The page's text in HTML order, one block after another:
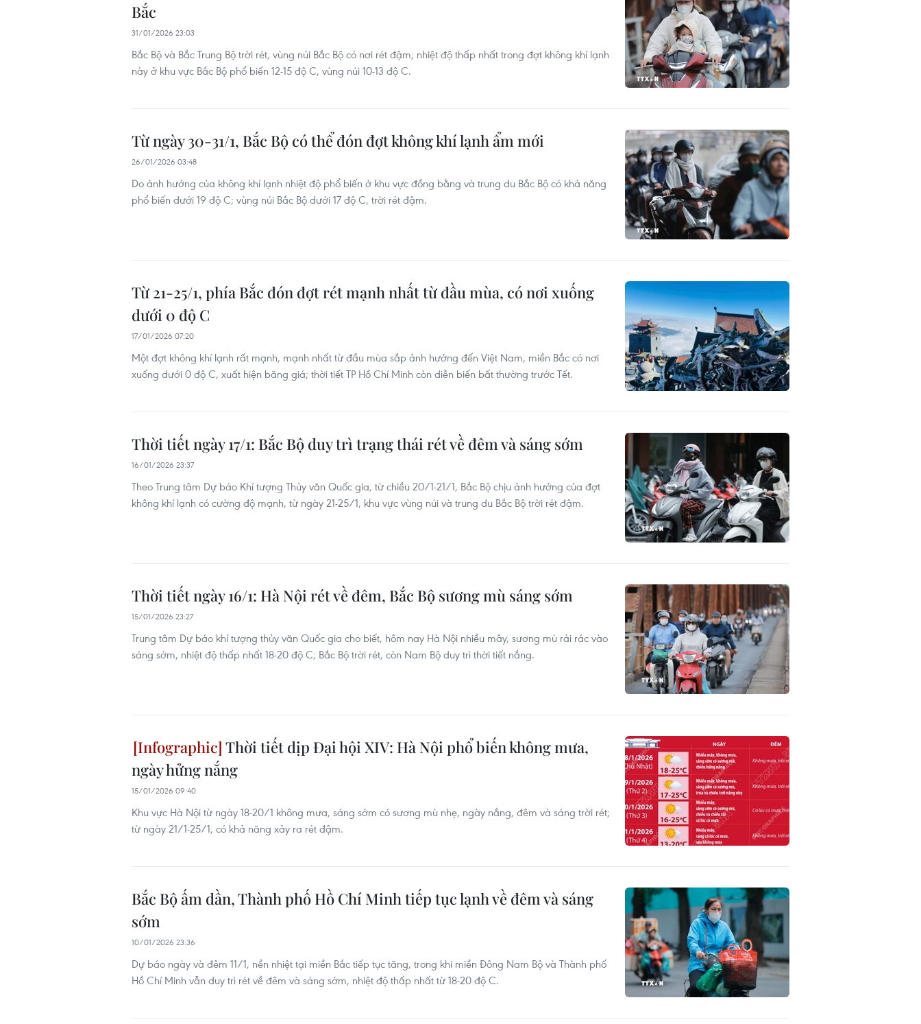
Bắc
31/01/2026 23:03
Bắc Bộ và Bắc Trung Bộ trời rét, vùng núi Bắc Bộ có nơi rét đậm; nhiệt độ thấp nhất trong đợt không khí lạnh
này ở khu vực Bắc Bộ phổ biến 12-15 độ C, vùng núi 10-13 độ C.
Từ ngày 30-31/1, Bắc Bộ có thể đón đợt không khí lạnh ẩm mới
26/01/2026 03:48
Do ảnh hưởng của không khí lạnh nhiệt độ phổ biến ở khu vực đồng bằng và trung du Bắc Bộ có khả năng
phổ biến dưới 19 độ C; vùng núi Bắc Bộ dưới 17 độ C, trời rét đậm.
Từ 21-25/1, phía Bắc đón đợt rét mạnh nhất từ đầu mùa, có nơi xuống
dưới 0 độ C
17/01/2026 07:20
Một đợt không khí lạnh rất mạnh, mạnh nhất từ đầu mùa sắp ảnh hưởng đến Việt Nam, miền Bắc có nơi
xuống dưới 0 độ C, xuất hiện băng giá; thời tiết TP Hồ Chí Minh còn diễn biến bất thường trước Tết.
Thời tiết ngày 17/1: Bắc Bộ duy trì trạng thái rét về đêm và sáng sớm
16/01/2026 23:37
Theo Trung tâm Dự báo Khí tượng Thủy văn Quốc gia, từ chiều 20/1-21/1, Bắc Bộ chịu ảnh hưởng của đợt
không khí lạnh có cường độ mạnh, từ ngày 21-25/1, khu vực vùng núi và trung du Bắc Bộ trời rét đậm.
Thời tiết ngày 16/1: Hà Nội rét về đêm, Bắc Bộ sương mù sáng sớm
15/01/2026 23:27
Trung tâm Dự báo khí tượng thủy văn Quốc gia cho biết, hôm nay Hà Nội nhiều mây, sương mù rải rác vào
sáng sớm, nhiệt độ thấp nhất 18-20 độ C; Bắc Bộ trời rét, còn Nam Bộ duy trì thời tiết nắng.
Thời tiết dịp Đại hội XIV: Hà Nội phổ biến không mưa,
ngày hửng nắng
15/01/2026 09:40
Khu vực Hà Nội từ ngày 18-20/1 không mưa, sáng sớm có sương mù nhẹ, ngày nắng, đêm và sáng trời rét;
từ ngày 21/1-25/1, có khả năng xảy ra rét đậm.
Bắc Bộ ấm dần, Thành phố Hồ Chí Minh tiếp tục lạnh về đêm và sáng
sớm
10/01/2026 23:36
Dự báo ngày và đêm 11/1, nền nhiệt tại miền Bắc tiếp tục tăng, trong khi miền Đông Nam Bộ và Thành phố
Hồ Chí Minh vẫn duy trì rét về đêm và sáng sớm, nhiệt độ thấp nhất từ 18-20 độ C.